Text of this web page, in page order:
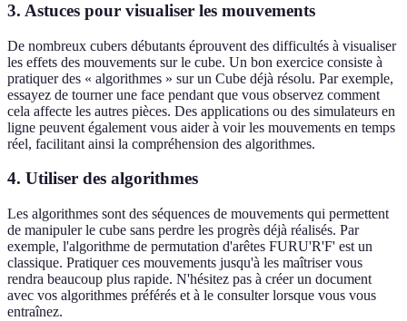
3. Astuces pour visualiser les mouvements
De nombreux cubers débutants éprouvent des difficultés à visualiser
les effets des mouvements sur le cube. Un bon exercice consiste à
pratiquer des « algorithmes » sur un Cube déjà résolu. Par exemple,
essayez de tourner une face pendant que vous observez comment
cela affecte les autres pièces. Des applications ou des simulateurs en
ligne peuvent également vous aider à voir les mouvements en temps
réel, facilitant ainsi la compréhension des algorithmes.
4. Utiliser des algorithmes
Les algorithmes sont des séquences de mouvements qui permettent
de manipuler le cube sans perdre les progrès déjà réalisés. Par
exemple, l'algorithme de permutation d'arêtes FURU'R'F' est un
classique. Pratiquer ces mouvements jusqu'à les maîtriser vous
rendra beaucoup plus rapide. N'hésitez pas à créer un document
avec vos algorithmes préférés et à le consulter lorsque vous vous
entraînez.